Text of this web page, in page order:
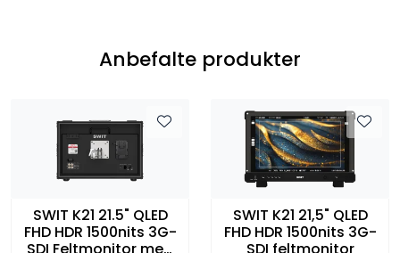
Anbefalte produkter
SWIT K21 21.5" QLED
FHD HDR 1500nits 3G-
SWIT K21 21,5" QLED
FHD HDR 1500nits 3G-